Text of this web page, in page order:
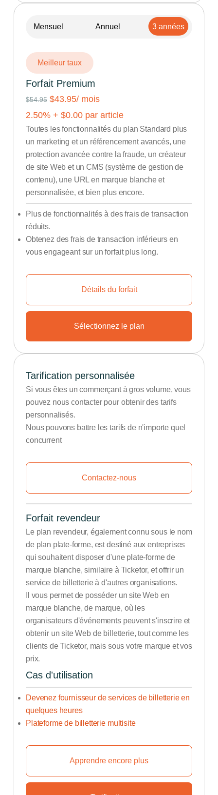
Mensuel Annuel 3 années
Meilleur taux
Forfait Premium
$54.95 $43.95/ mois
2.50% + $0.00 par article
Toutes les fonctionnalités du plan Standard plus
un marketing et un référencement avancés, une
protection avancée contre la fraude, un créateur
de site Web et un CMS (système de gestion de
contenu), une URL en marque blanche et
personnalisée, et bien plus encore.
Plus de fonctionnalités à des frais de transaction
réduits.
Obtenez des frais de transaction inférieurs en
vous engageant sur un forfait plus long.
Détails du forfait
Sélectionnez le plan
Tarification personnalisée
Si vous êtes un commerçant à gros volume, vous
pouvez nous contacter pour obtenir des tarifs
personnalisés.
Nous pouvons battre les tarifs de n'importe quel
concurrent
Contactez-nous
Forfait revendeur
Le plan revendeur, également connu sous le nom
de plan plate-forme, est destiné aux entreprises
qui souhaitent disposer d'une plate-forme de
marque blanche, similaire à Ticketor, et offrir un
service de billetterie à d'autres organisations.
Il vous permet de posséder un site Web en
marque blanche, de marque, où les
organisateurs d'événements peuvent s'inscrire et
obtenir un site Web de billetterie, tout comme les
clients de Ticketor, mais sous votre marque et vos
prix.
Cas d'utilisation
Devenez fournisseur de services de billetterie en
quelques heures
Plateforme de billetterie multisite
Apprendre encore plus
Découvrez comment